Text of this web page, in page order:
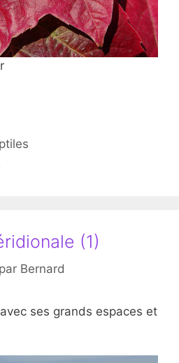
(1)
par Bernard
ses grands espaces et